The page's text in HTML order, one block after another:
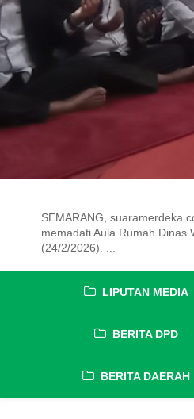
SEMARANG,
memadati Aula Rumah Dinas
(24/2/2026). ...
LIPUTAN MEDIA
BERITA DPD
BERITA DAERAH